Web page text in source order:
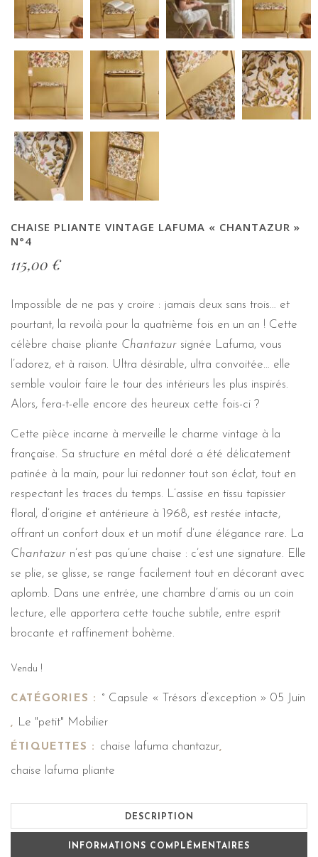
CHAISE PLIANTE VINTAGE LAFUMA « CHANTAZUR »
N°4
115,00 €
Impossible de ne pas y croire : jamais deux sans trois… et
pourtant, la revoilà pour la quatrième fois en un an ! Cette
célèbre chaise pliante Chantazur signée Lafuma, vous
l’adorez, et à raison. Ultra désirable, ultra convoitée… elle
semble vouloir faire le tour des intérieurs les plus inspirés.
Alors, fera-t-elle encore des heureux cette fois-ci ?
Cette pièce incarne à merveille le charme vintage à la
française. Sa structure en métal doré a été délicatement
patinée à la main, pour lui redonner tout son éclat, tout en
respectant les traces du temps. L’assise en tissu tapissier
floral, d’origine et antérieure à 1968, est restée intacte,
offrant un confort doux et un motif d’une élégance rare. La
Chantazur n’est pas qu’une chaise : c’est une signature. Elle
se plie, se glisse, se range facilement tout en décorant avec
aplomb. Dans une entrée, une chambre d’amis ou un coin
lecture, elle apportera cette touche subtile, entre esprit
brocante et raffinement bohème.
Vendu !
CATÉGORIES : ° Capsule « Trésors d’exception » 05 Juin
, Le "petit" Mobilier
ÉTIQUETTES : chaise lafuma chantazur,
chaise lafuma pliante
DESCRIPTION
INFORMATIONS COMPLÉMENTAIRES